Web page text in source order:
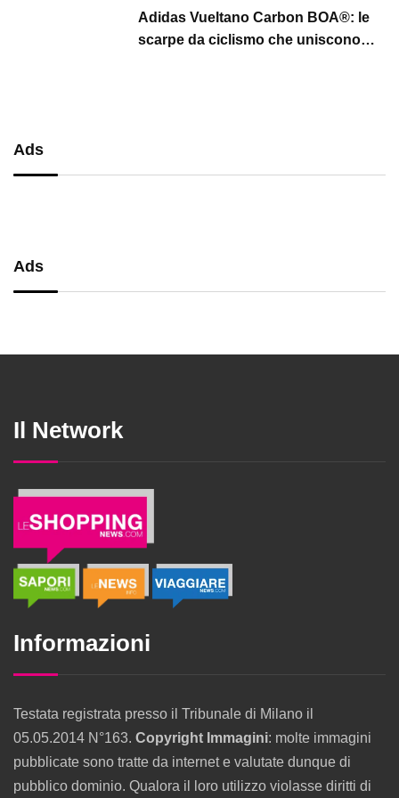
Adidas Vueltano Carbon BOA®: le
scarpe da ciclismo che uniscono
Ads
Ads
Il Network
Informazioni
Testata registrata presso il Tribunale di Milano il
05.05.2014 N°163. Copyright Immagini: molte immagini
pubblicate sono tratte da internet e valutate dunque di
pubblico dominio. Qualora il loro utilizzo violasse diritti di